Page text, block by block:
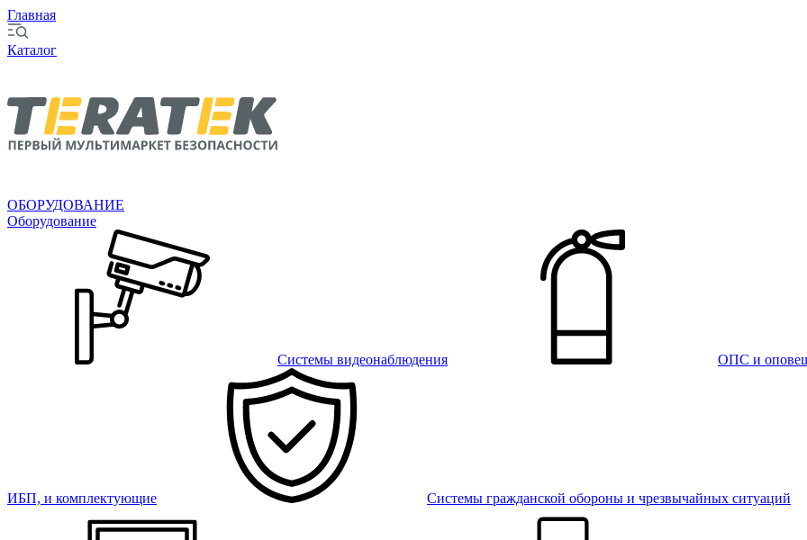
Главная
Каталог
ОБОРУДОВАНИЕ
Оборудование
Системы видеонаблюдения ОПС и
ИБП, и комплектующие Системы гражданской обороны и чрезвычайных ситуаций